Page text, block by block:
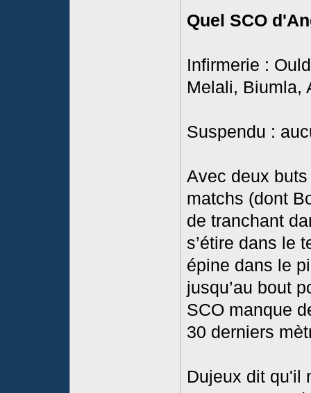
Quel SCO
Infirmerie :
Melali, Biumla,
Suspendu :
Avec deux
matchs (dont
de tranchant
s’étire dans le
épine dans le
jusqu’au bout
SCO manque
30 derniers
Dujeux dit qu'il